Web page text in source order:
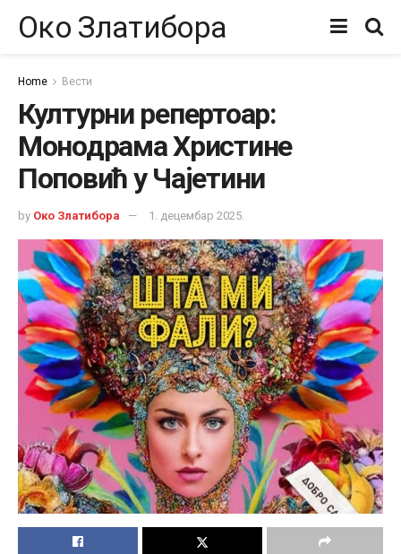
Око Златибора
Home Вести
Културни репертоар:
Монодрама Христине
Поповић у Чајетини
by Око Златибора 1. децембар 2025.